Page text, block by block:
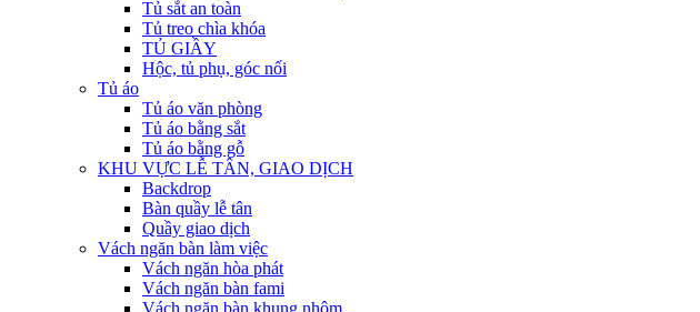
Tủ sắt an toàn
Tủ treo chìa khóa
TỦ GIẦY
Hộc, tủ phụ, góc nối
Tủ áo
Tủ áo văn phòng
Tủ áo bằng sắt
Tủ áo bằng gỗ
KHU VỰC LỄ TÂN, GIAO DỊCH
Backdrop
Bàn quầy lễ tân
Quầy giao dịch
Vách ngăn bàn làm việc
Vách ngăn hòa phát
Vách ngăn bàn fami
Vách ngăn bàn khung nhôm